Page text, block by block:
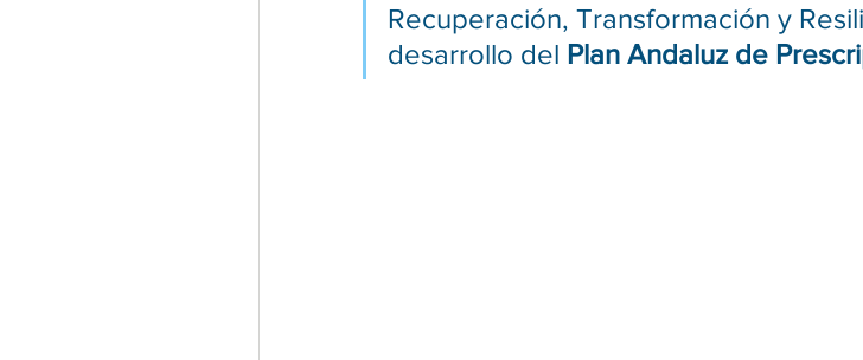
Recuperación, Transformación y
desarrollo del Plan Andaluz de